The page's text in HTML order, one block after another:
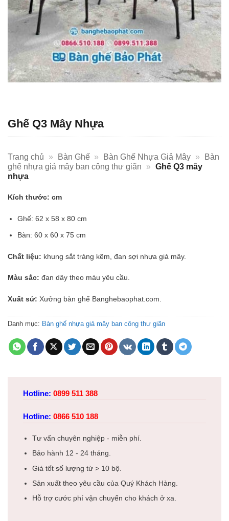
Ghế Q3 Mây Nhựa
Trang chủ » Bàn Ghế » Bàn Ghế Nhựa Giả Mây »
Bàn
ghế nhựa giả mây ban công thư giãn
» Ghế Q3 mây
nhựa
Kích thước: cm
Ghế: 62 x 58 x 80 cm
Bàn: 60 x 60 x 75 cm
Chất liệu: khung sắt tráng kẽm, đan sợi nhựa giả mây.
Màu sắc: đan dây theo màu yêu cầu.
Xuất sứ: Xưởng bàn ghế Banghebaophat.com.
Danh mục: Bàn ghế nhựa giả mây ban công thư giãn
Hotline: 0899 511 388
Hotline: 0866 510 188
Tư vấn chuyên nghiệp - miễn phí.
Bảo hành 12 - 24 tháng.
Giá tốt số lượng từ > 10 bộ.
Sản xuất theo yêu cầu của Quý Khách Hàng.
Hỗ trợ cước phí vận chuyển cho khách ở xa.